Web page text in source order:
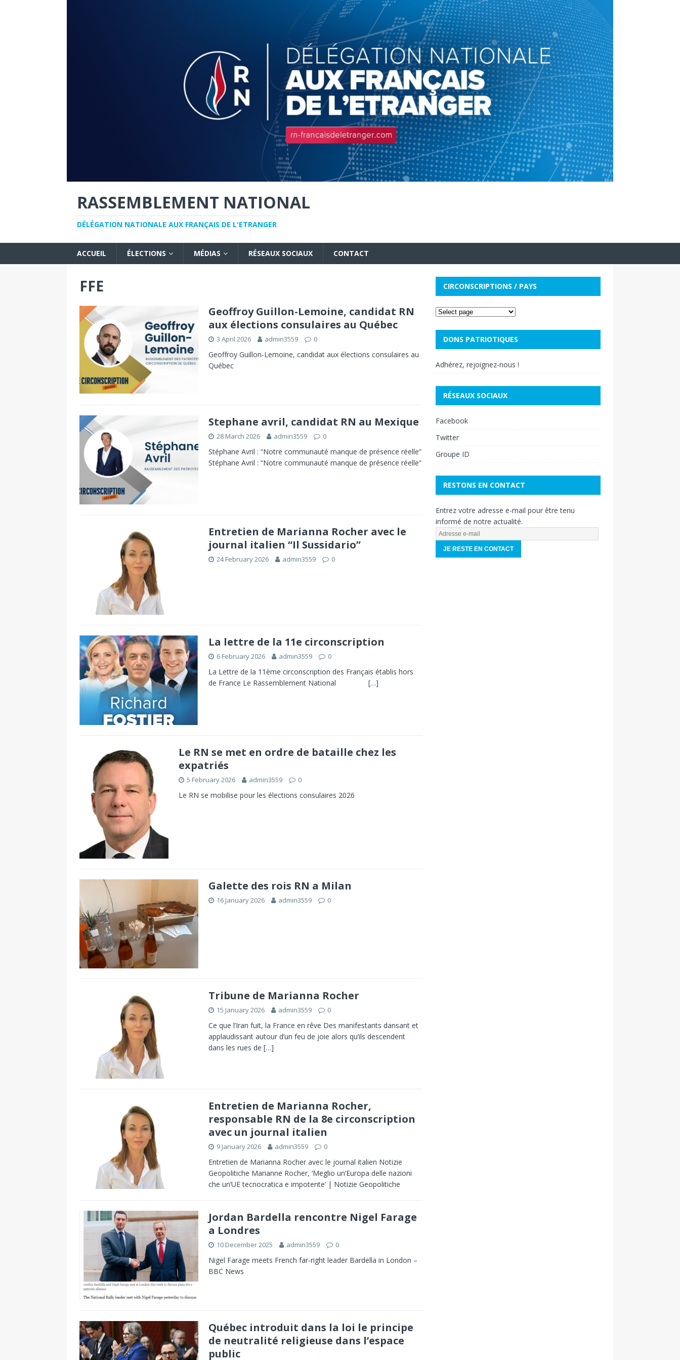
RASSEMBLEMENT NATIONAL
DÉLÉGATION NATIONALE AUX FRANÇAIS DE L'ETRANGER
ACCUEIL ÉLECTIONS MÉDIAS RÉSEAUX SOCIAUX CONTACT
FFE
Geoffroy Guillon-Lemoine, candidat RN
aux élections consulaires au Québec
3 April 2026 admin3559 0
Geoffroy Guillon-Lemoine, candidat aux élections consulaires au
Québec
Stephane avril, candidat RN au Mexique
28 March 2026 admin3559 0
Stéphane Avril : “Notre communauté manque de présence réelle”
Stéphane Avril : “Notre communauté manque de présence réelle”
Entretien de Marianna Rocher avec le
journal italien “Il Sussidario”
24 February 2026 admin3559 0
La lettre de la 11e circonscription
6 February 2026 admin3559 0
La Lettre de la 11ème circonscription des Français établis hors
de France Le Rassemblement National‌ ­‌ ­‌ ­‌ ­‌ ­‌ […]
Le RN se met en ordre de bataille chez les
expatriés
5 February 2026 admin3559 0
Le RN se mobilise pour les élections consulaires 2026
Galette des rois RN a Milan
16 January 2026 admin3559 0
Tribune de Marianna Rocher
15 January 2026 admin3559 0
Ce que l’Iran fuit, la France en rêve Des manifestants dansant et
applaudissant autour d’un feu de joie alors qu’ils descendent
dans les rues de […]
Entretien de Marianna Rocher,
responsable RN de la 8e circonscription
avec un journal italien
9 January 2026 admin3559 0
Entretien de Marianna Rocher avec le journal italien Notizie
Geopolitiche Marianne Rocher, ‘Meglio un’Europa delle nazioni
che un’UE tecnocratica e impotente’ | Notizie Geopolitiche
Jordan Bardella rencontre Nigel Farage
a Londres
10 December 2025 admin3559 0
Nigel Farage meets French far-right leader Bardella in London –
BBC News
Québec introduit dans la loi le principe
de neutralité religieuse dans l’espace
public
CIRCONSCRIPTIONS / PAYS
DONS PATRIOTIQUES
Adhérez, rejoignez-nous !
RÉSEAUX SOCIAUX
Facebook
Twitter
Groupe ID
RESTONS EN CONTACT
Entrez votre adresse e-mail pour être tenu
informé de notre actualité.
A